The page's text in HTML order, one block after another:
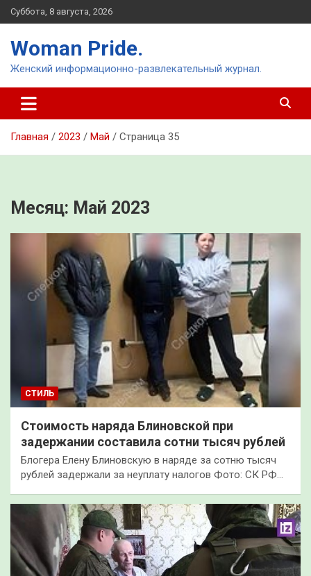
Перейти
к
Суббота, 8 августа, 2026
Woman Pride.
Женский информационно-развлекательный журнал.
Главная 2023 Май Страница 35
Месяц: Май 2023
СТИЛЬ
Стоимость наряда Блиновской при
задержании составила сотни тысяч рублей
Блогера Елену Блиновскую в наряде за сотню тысяч
рублей задержали за неуплату налогов Фото: СК РФ…